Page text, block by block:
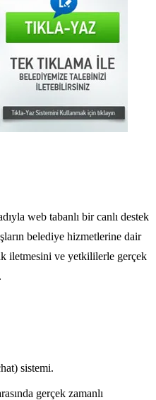
web tabanlı bir canlı destek
belediye hizmetlerine dair
iletmesini ve yetkililerle gerçek
sistemi.
gerçek zamanlı